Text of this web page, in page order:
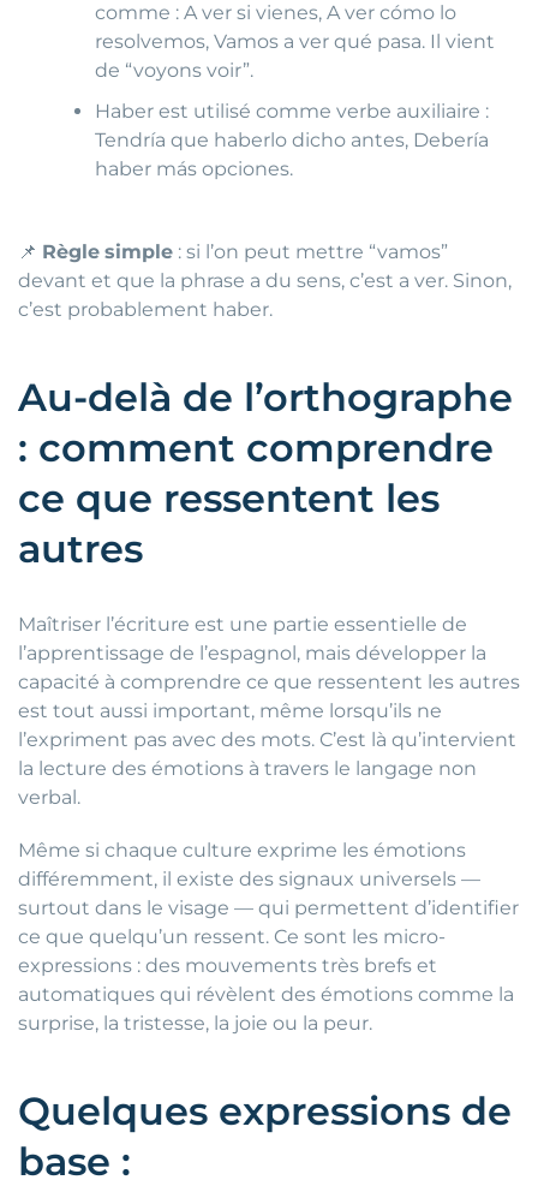
comme : A ver si vienes, A ver cómo lo
resolvemos, Vamos a ver qué pasa. Il vient
de “voyons voir”.
Haber est utilisé comme verbe auxiliaire :
Tendría que haberlo dicho antes, Debería
haber más opciones.
📌 Règle simple : si l’on peut mettre “vamos”
devant et que la phrase a du sens, c’est a ver. Sinon,
c’est probablement haber.
Au-delà de l’orthographe
: comment comprendre
ce que ressentent les
autres
Maîtriser l’écriture est une partie essentielle de
l’apprentissage de l’espagnol, mais développer la
capacité à comprendre ce que ressentent les autres
est tout aussi important, même lorsqu’ils ne
l’expriment pas avec des mots. C’est là qu’intervient
la lecture des émotions à travers le langage non
verbal.
Même si chaque culture exprime les émotions
différemment, il existe des signaux universels —
surtout dans le visage — qui permettent d’identifier
ce que quelqu’un ressent. Ce sont les micro-
expressions : des mouvements très brefs et
automatiques qui révèlent des émotions comme la
surprise, la tristesse, la joie ou la peur.
Quelques expressions de
base :